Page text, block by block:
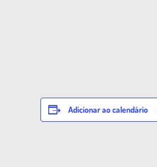
Adicionar ao calendário